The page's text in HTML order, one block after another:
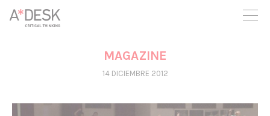
crees también en A*DESK seguimos necesitándote para poder
seguir adelante. Ahora puedes participar del proyecto y
apoyarlo.
MAGAZINE
14 DICIEMBRE 2012